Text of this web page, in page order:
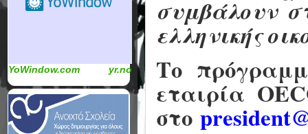
συμβάλουν
ελληνικής
Το
εταιρία
στο
YoWindow.com yr.no